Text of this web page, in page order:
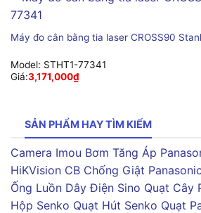
Máy đo cân bằng tia laser CROSS90
Model: STHT1-77341
Giá:3,171,000₫
SẢN PHẨM HAY TÌM KIẾM
Camera Imou Bơm Tăng Áp
HiKVision CB Chống Giật Panasonic
Ống Luồn Dây Điện Sino Quạt Cây
Hộp Senko Quạt Hút Senko Quạt